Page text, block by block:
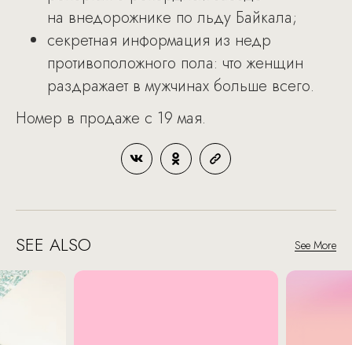
на внедорожнике по льду Байкала;
секретная информация из недр
противоположного пола: что женщин
раздражает в мужчинах больше всего.
Номер в продаже с 19 мая.
SEE ALSO See More